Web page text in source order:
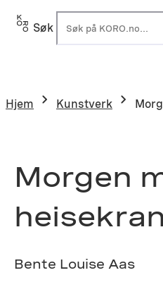
Hopp
Søk
Hjem Kunstverk
Morgen
heisekran
Bente Louise Aas